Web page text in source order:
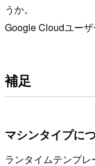
うか。
Google Cloudユーザ
補足
マシンタイプに
ランタイムテンプ